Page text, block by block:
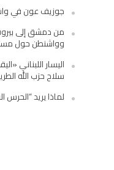
جوزيف عون في
من دمشق إلى
وواشنطن حول
اليسار اللبناني
سلاح حزب الله
لماذا يريد “الحرس